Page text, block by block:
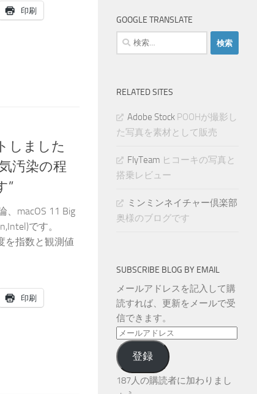
印刷
しました
汚染の程
”
、macOS 11 Big
です。
を指数と観測値
印刷
GOOGLE TRANSLATE
検
索:
RELATED SITES
Adobe Stock POOHが撮影し
た写真を素材として販売
FlyTeam ヒコーキの写真と
搭乗レビュー
ミンミンネイチャー倶楽部
奥様のブログです
SUBSCRIBE BLOG BY EMAIL
メールアドレスを記入して購
読すれば、更新をメールで受
信できます。
メ
ー
ル
ア
ド
登録
187人の購読者に加わりまし